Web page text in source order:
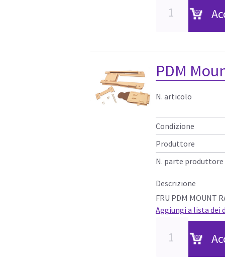
PDM
N. articolo
Condizione
Produttore
N. parte produttore
Descrizione
FRU PDM MOUNT
Aggiungi a lista dei